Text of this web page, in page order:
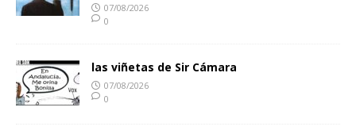
07/08/2026
0
las viñetas de Sir Cámara
07/08/2026
0